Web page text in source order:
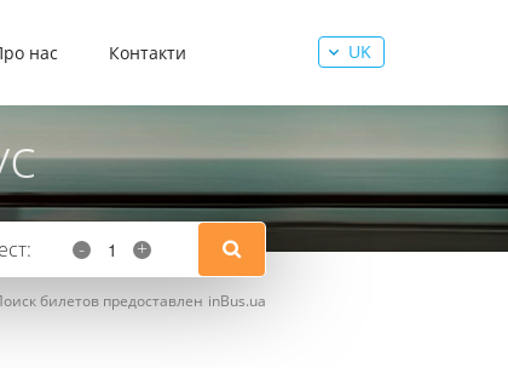
UK
нас Контакти
- +
билетов предоставлен inBus.ua